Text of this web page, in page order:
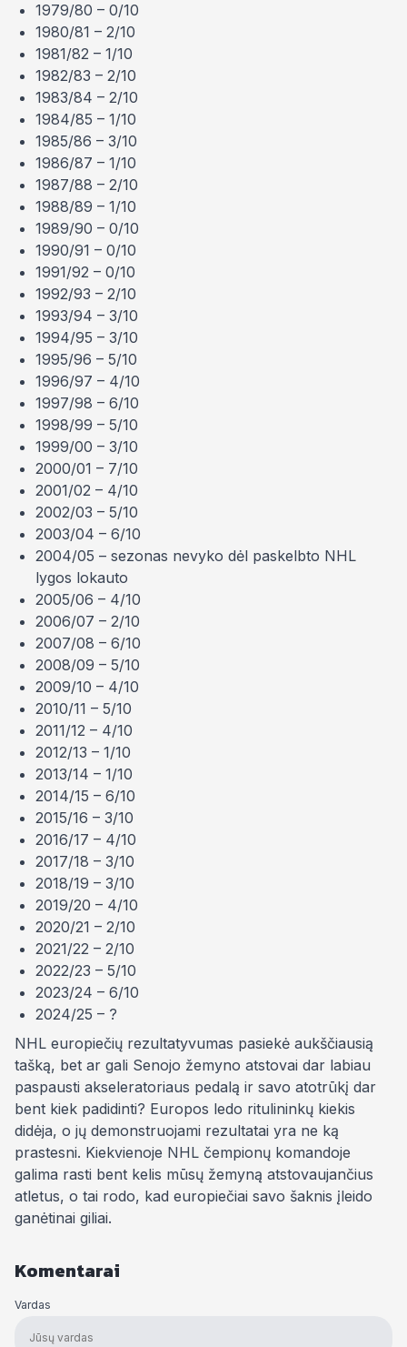
1979/80 – 0/10
1980/81 – 2/10
1981/82 – 1/10
1982/83 – 2/10
1983/84 – 2/10
1984/85 – 1/10
1985/86 – 3/10
1986/87 – 1/10
1987/88 – 2/10
1988/89 – 1/10
1989/90 – 0/10
1990/91 – 0/10
1991/92 – 0/10
1992/93 – 2/10
1993/94 – 3/10
1994/95 – 3/10
1995/96 – 5/10
1996/97 – 4/10
1997/98 – 6/10
1998/99 – 5/10
1999/00 – 3/10
2000/01 – 7/10
2001/02 – 4/10
2002/03 – 5/10
2003/04 – 6/10
2004/05 – sezonas nevyko dėl paskelbto NHL
lygos lokauto
2005/06 – 4/10
2006/07 – 2/10
2007/08 – 6/10
2008/09 – 5/10
2009/10 – 4/10
2010/11 – 5/10
2011/12 – 4/10
2012/13 – 1/10
2013/14 – 1/10
2014/15 – 6/10
2015/16 – 3/10
2016/17 – 4/10
2017/18 – 3/10
2018/19 – 3/10
2019/20 – 4/10
2020/21 – 2/10
2021/22 – 2/10
2022/23 – 5/10
2023/24 – 6/10
2024/25 – ?
NHL europiečių rezultatyvumas pasiekė aukščiausią
tašką, bet ar gali Senojo žemyno atstovai dar labiau
paspausti akseleratoriaus pedalą ir savo atotrūkį dar
bent kiek padidinti? Europos ledo ritulininkų kiekis
didėja, o jų demonstruojami rezultatai yra ne ką
prastesni. Kiekvienoje NHL čempionų komandoje
galima rasti bent kelis mūsų žemyną atstovaujančius
atletus, o tai rodo, kad europiečiai savo šaknis įleido
ganėtinai giliai.
Komentarai
Vardas